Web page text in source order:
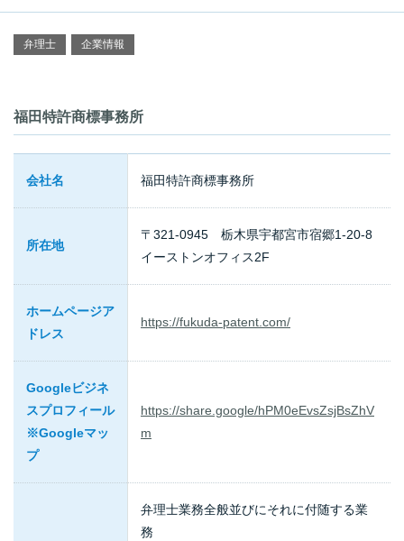
弁理士 企業情報
福田特許商標事務所
会社名 福田特許商標事務所
所在地
〒321-0945 栃木県宇都宮市宿郷1-20-8
イーストンオフィス2F
ホームページア
ドレス
https://fukuda-patent.com/
Googleビジネ
スプロフィール
※Googleマッ
プ
https://share.google/hPM0eEvsZsjBsZhV
m
弁理士業務全般並びにそれに付随する業
務